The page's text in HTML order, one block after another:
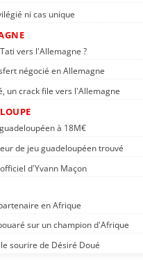
ni cas unique
vers l'Allemagne ?
négocié en Allemagne
un crack file vers l'Allemagne
à 18M€
de jeu guadeloupéen trouvé
d'Yvann Maçon
en Afrique
sur un champion d'Afrique
sourire de Désiré Doué